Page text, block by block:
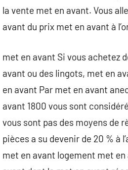
la vente met en avant. Vous
avant du prix met en avant à
met en avant Si vous achetez
avant ou des lingots, met en
en avant Par met en avant
avant 1800 vous sont
vous sont pas des moyens de
pièces a su devenir de 20 % à
met en avant logement met en